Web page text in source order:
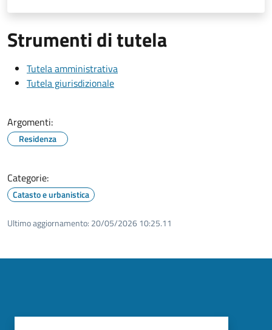
Strumenti di tutela
Tutela amministrativa
Tutela giurisdizionale
Argomenti:
Residenza
Categorie:
Catasto e urbanistica
Ultimo aggiornamento: 20/05/2026 10:25.11